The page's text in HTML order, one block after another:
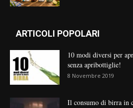
ARTICOLI POPOLARI
10 modi diversi per
senza apribottiglie!
8 Novembre 2019
Il consumo di birra in